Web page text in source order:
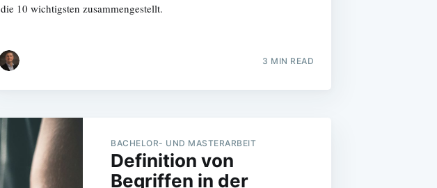
die 10 wichtigsten zusammengestellt.
3 MIN READ
BACHELOR- UND MASTERARBEIT
Definition von
Begriffen in der